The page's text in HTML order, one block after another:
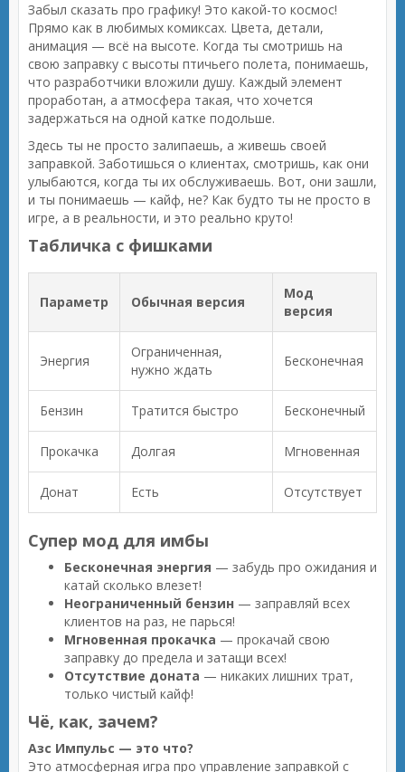
Забыл сказать про графику! Это какой-то космос!
Прямо как в любимых комиксах. Цвета, детали,
анимация — всё на высоте. Когда ты смотришь на
свою заправку с высоты птичьего полета, понимаешь,
что разработчики вложили душу. Каждый элемент
проработан, а атмосфера такая, что хочется
задержаться на одной катке подольше.
Здесь ты не просто залипаешь, а живешь своей
заправкой. Заботишься о клиентах, смотришь, как они
улыбаются, когда ты их обслуживаешь. Вот, они зашли,
и ты понимаешь — кайф, не? Как будто ты не просто в
игре, а в реальности, и это реально круто!
Табличка с фишками
Параметр Обычная версия
Мод
версия
Энергия
Ограниченная,
нужно ждать
Бесконечная
Бензин Тратится быстро Бесконечный
Прокачка Долгая Мгновенная
Донат Есть Отсутствует
Супер мод для имбы
Бесконечная энергия — забудь про ожидания и
катай сколько влезет!
Неограниченный бензин — заправляй всех
клиентов на раз, не парься!
Мгновенная прокачка — прокачай свою
заправку до предела и затащи всех!
Отсутствие доната — никаких лишних трат,
только чистый кайф!
Чё, как, зачем?
Азс Импульс — это что?
Это атмосферная игра про управление заправкой с